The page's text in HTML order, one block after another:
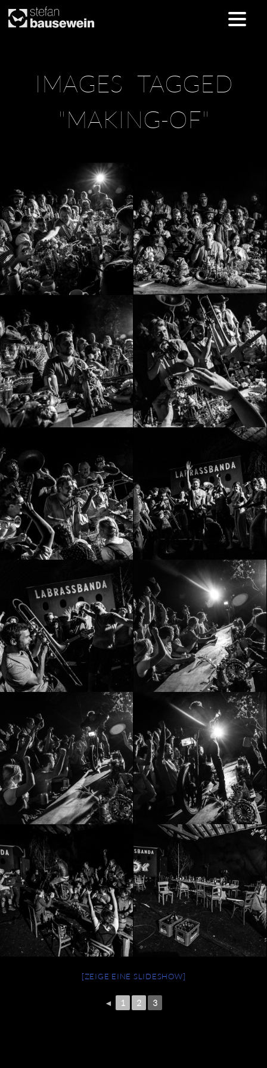
IMAGES TAGGED
"MAKING-OF"
[ZEIGE EINE SLIDESHOW]
◄ 1 2 3